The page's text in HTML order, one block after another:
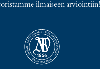
ilmaiseen arviointiin!